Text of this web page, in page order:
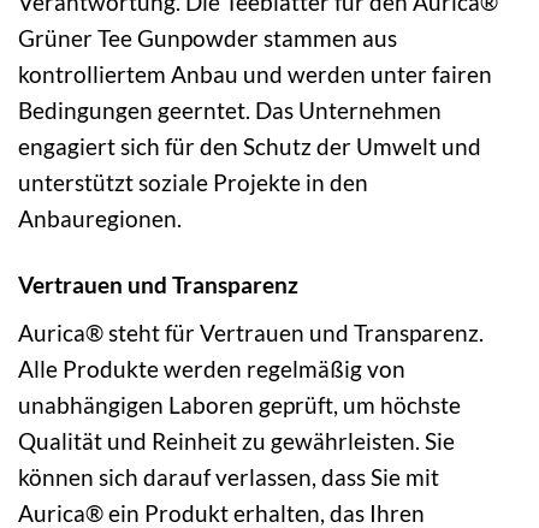
Grüner Tee Gunpowder stammen aus
kontrolliertem Anbau und werden unter fairen
Bedingungen geerntet. Das Unternehmen
engagiert sich für den Schutz der Umwelt und
unterstützt soziale Projekte in den
Anbauregionen.
Vertrauen und Transparenz
Aurica® steht für Vertrauen und Transparenz.
Alle Produkte werden regelmäßig von
unabhängigen Laboren geprüft, um höchste
Qualität und Reinheit zu gewährleisten. Sie
können sich darauf verlassen, dass Sie mit
Aurica® ein Produkt erhalten, das Ihren